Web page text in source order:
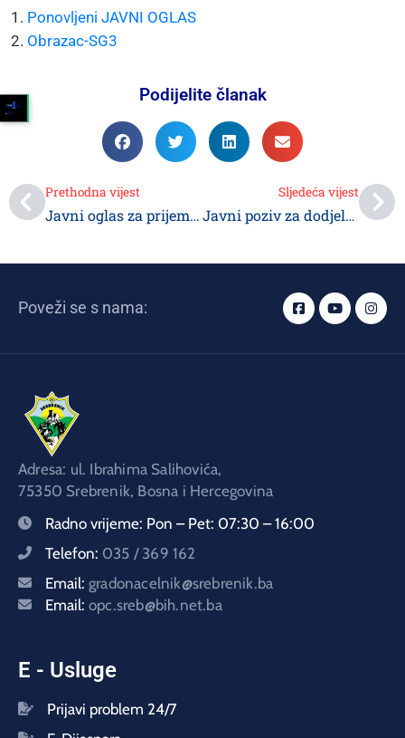
Ponovljeni JAVNI OGLAS
Obrazac-SG3
Podijelite članak
Prethodna vijest
Javni oglas za prijem vatrogasaca u Gradsku upravu Srebrenik
Sljedeća vijest
Javni poziv za dodjelu sredstava udruženjima građana za podsticanje poslovnih aktivnosti u 2024. godini
Poveži se s nama:
Adresa: ul. Ibrahima Salihovića,
75350 Srebrenik, Bosna i Hercegovina
Radno vrijeme: Pon – Pet: 07:30 – 16:00
Telefon: 035 / 369 162
Email: gradonacelnik@srebrenik.ba
Email: opc.sreb@bih.net.ba
E - Usluge
Prijavi problem 24/7